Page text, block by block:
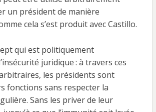
un président de manière
cela s’est produit avec Castillo.
qui est politiquement
juridique : à travers ces
les présidents sont
fonctions sans respecter la
Sans les priver de leur